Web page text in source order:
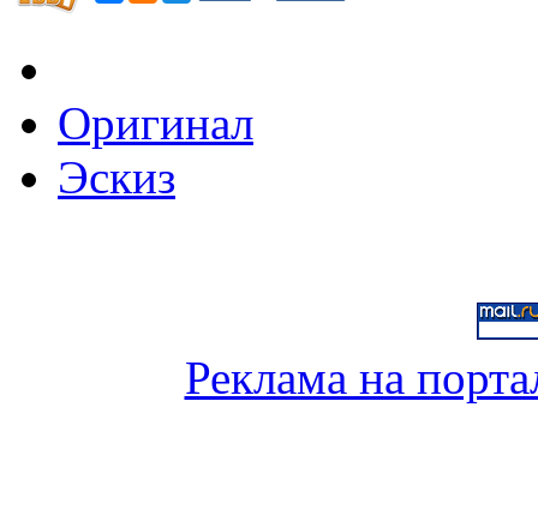
Оригинал
Эскиз
Реклама на